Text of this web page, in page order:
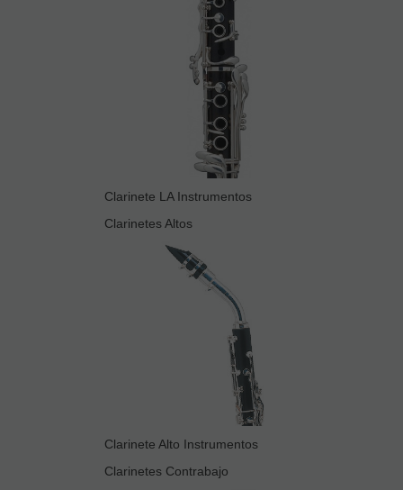
Clarinete LA Instrumentos
Clarinetes Altos
Clarinete Alto Instrumentos
Clarinetes Contrabajo